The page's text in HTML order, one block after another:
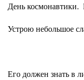
День космонавтики.
Устрою небольшое
Его должен знать в